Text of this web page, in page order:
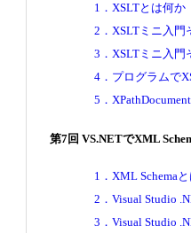
1．XSLTとは何か
2．XSLTミニ入門
3．XSLTミニ入門
4．プログラムで
5．
第7回 VS.NETでXML
1．XML Schema
2．Visual Studio
3．Visual Studio